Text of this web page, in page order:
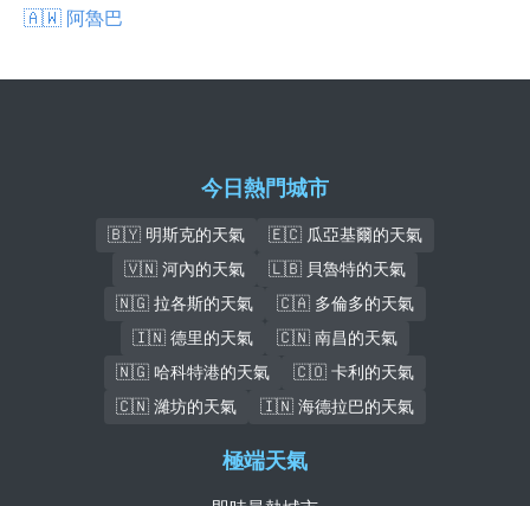
🇦🇼 阿魯巴
今日熱門城市
🇧🇾 明斯克的天氣
🇪🇨 瓜亞基爾的天氣
🇻🇳 河內的天氣
🇱🇧 貝魯特的天氣
🇳🇬 拉各斯的天氣
🇨🇦 多倫多的天氣
🇮🇳 德里的天氣
🇨🇳 南昌的天氣
🇳🇬 哈科特港的天氣
🇨🇴 卡利的天氣
🇨🇳 濰坊的天氣
🇮🇳 海德拉巴的天氣
極端天氣